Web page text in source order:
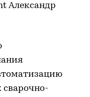
Александр
сварочно-